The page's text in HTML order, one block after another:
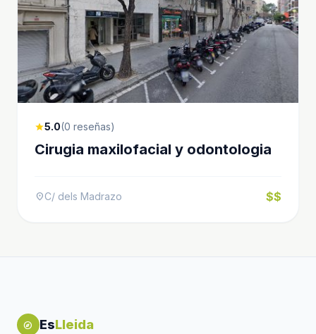
star5.0(0 reseñas)
Cirugia maxilofacial y odontologia
location_onC/ dels Madrazo $$
explore EsLleida